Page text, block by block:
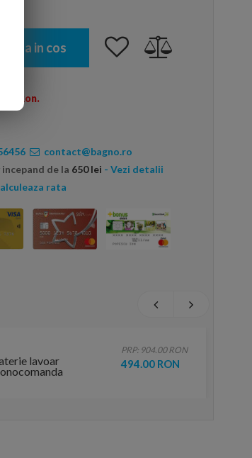
in cos
Ron.
contact@bagno.ro
de la 650 lei - Vezi detalii
rata
lavoar
PRP: 904.00 RON
494.00 RON